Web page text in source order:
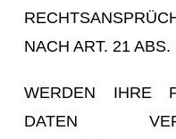
NACH ART. 21
WERDEN IHRE
DATEN